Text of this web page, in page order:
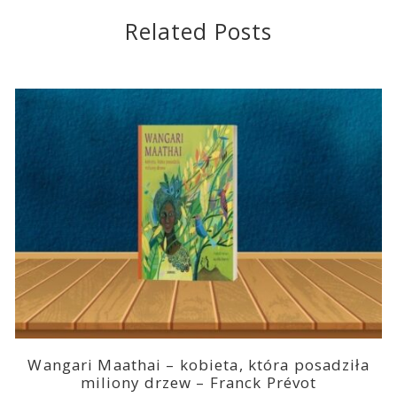
Related Posts
Wangari Maathai – kobieta, która posadziła
miliony drzew – Franck Prévot